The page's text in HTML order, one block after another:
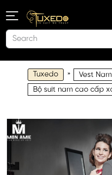
Tuxedo » Vest Nam